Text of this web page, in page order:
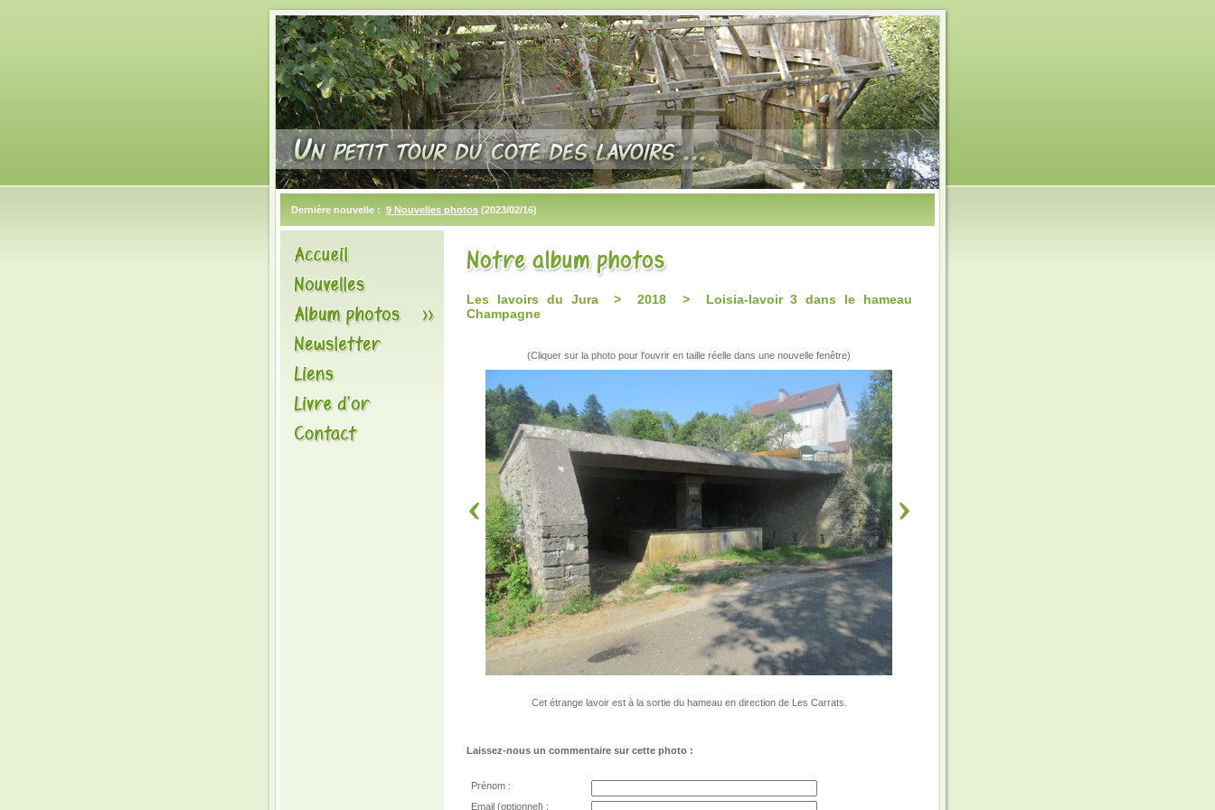
Dernière nouvelle : 9 Nouvelles photos (2023/02/16)
Les lavoirs du Jura > 2018 > Loisia-lavoir 3 dans le hameau
Champagne
(Cliquer sur la photo pour l'ouvrir en taille réelle dans une nouvelle fenêtre)
Cet étrange lavoir est à la sortie du hameau en direction de Les Carrats.
Laissez-nous un commentaire sur cette photo :
Prénom :
Email (optionnel) :